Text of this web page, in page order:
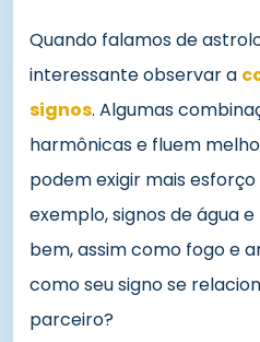
Quando falamos de
interessante observar a
signos. Algumas
harmônicas e fluem
podem exigir mais
exemplo, signos de água
bem, assim como fogo e
como seu signo se
parceiro?